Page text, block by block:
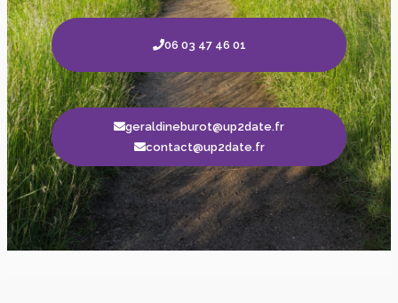
06 03 47 46 01
geraldineburot@up2date.fr
contact@up2date.fr